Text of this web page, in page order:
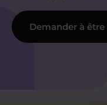
Demander à être